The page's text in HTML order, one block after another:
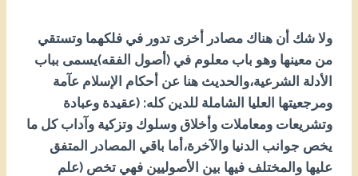
ولا شك أن هناك مصادر أخرى تدور في فلكهما وتستقي
من معينها وهو باب معلوم في (أصول الفقه)يسمى بباب
الأدلة الشرعية،والحديث هنا عن أحكام الإسلام عآمة
ومرجعيتها العليا الشاملة للدين كله: (عقيدة وعبادة
وتشريعات ومعاملات وأخلاق وسلوك وتزكية وآداب كل ما
يخص جوانب الدنيا والآخرة،أما باقي المصادر المتفق
عليها والمختلف فيها بين الأصوليين فهي تخص (علم